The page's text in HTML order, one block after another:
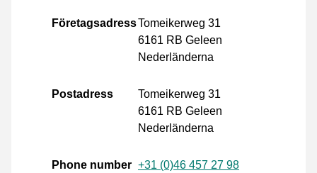
FöretagsadressTomeikerweg 31
6161 RB Geleen
Nederländerna
Postadress
Tomeikerweg 31
6161 RB Geleen
Nederländerna
Phone number +31 (0)46 457 27 98